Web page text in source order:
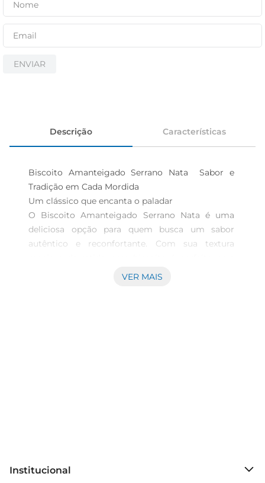
ENVIAR
Descrição Características
Biscoito Amanteigado Serrano Nata  Sabor e
Tradição em Cada Mordida
Um clássico que encanta o paladar
O Biscoito Amanteigado Serrano Nata é uma
deliciosa opção para quem busca um sabor
autêntico e reconfortante. Com sua textura
acompanhar um café, chá ou simplesmente para
Esse biscoito é extremamente versátil e pode ser
VER MAIS
Institucional